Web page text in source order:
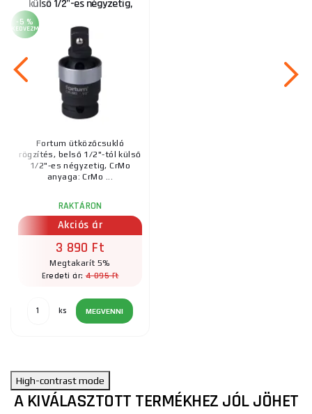
külső 1/2"-es négyzetig,
-5 %
KEDVEZMÉNY
Fortum ütközőcsukló
rögzítés, belső 1/2"-tól külső
1/2"-es négyzetig, CrMo
anyaga: CrMo ...
RAKTÁRON
Akciós ár
3 890 Ft
Megtakarít 5%
Eredeti ár:4 095 Ft
ks MEGVENNI
High-contrast mode
A KIVÁLASZTOTT TERMÉKHEZ JÓL JÖHET